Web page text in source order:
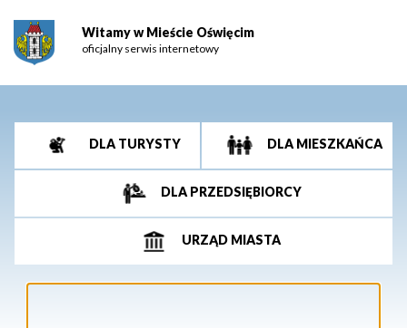
Witamy w Mieście Oświęcim
oficjalny serwis internetowy
DLA TURYSTY DLA MIESZKAŃCA
DLA PRZEDSIĘBIORCY
URZĄD MIASTA